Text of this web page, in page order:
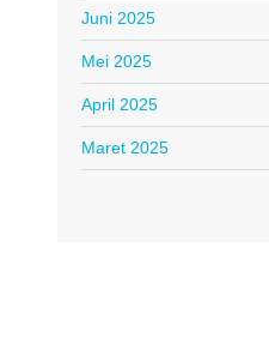
Juni 2025
Mei 2025
April 2025
Maret 2025